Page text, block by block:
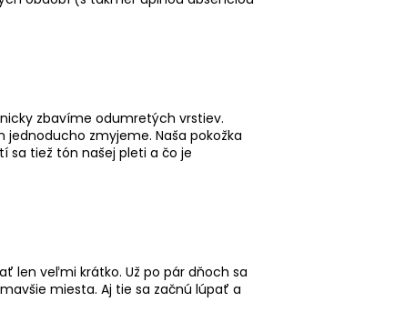
zbavíme odumretých vrstiev.
zmyjeme. Naša pokožka
sa tiež tón našej pleti a čo je
len veľmi krátko. Už po pár dňoch sa
miesta. Aj tie sa začnú lúpať a